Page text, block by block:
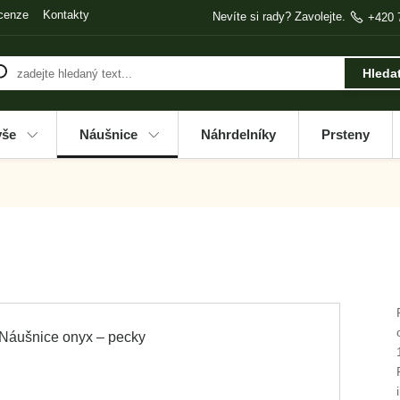
Kontakty Nevíte si rady? Zavolejte. +420
Náušnice Náhrdelníky Prsteny